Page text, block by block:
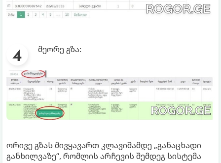
მეორე გზა:
ორივე გზას მივყავართ კლავიშამდე „განაცხადი
განხილვაზე“, რომლის არჩევის შემდეგ სისტემა